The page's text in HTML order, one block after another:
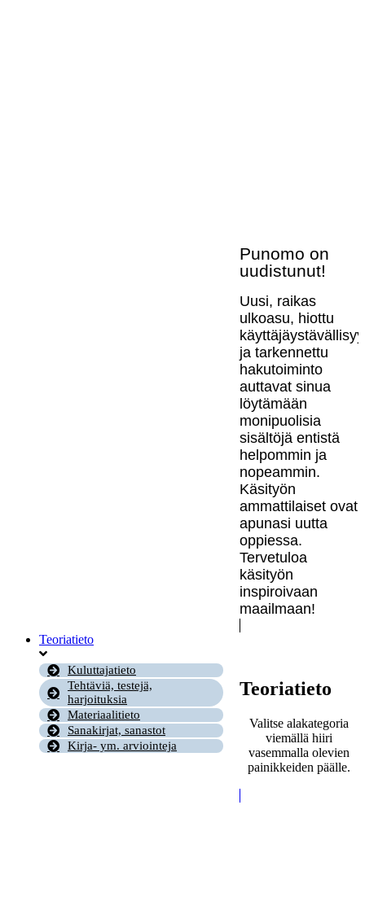
Punomo on
uudistunut!
Uusi, raikas
ulkoasu, hiottu
ja tarkennettu
hakutoiminto
auttavat sinua
löytämään
monipuolisia
sisältöjä entistä
helpommin ja
nopeammin.
Käsityön
ammattilaiset ovat
apunasi uutta
oppiessa.
Tervetuloa
käsityön
inspiroivaan
maailmaan!
Teoriatieto
Kuluttajatieto
Tehtäviä, testejä,
harjoituksia
Materiaalitieto
Sanakirjat, sanastot
Kirja- ym. arviointeja
Teoriatieto
Valitse alakategoria
viemällä hiiri
vasemmalla olevien
painikkeiden päälle.